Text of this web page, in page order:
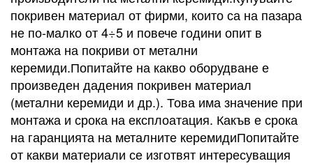
покривен материал от фирми, които са на пазара
не по-малко от 4÷5 и повече години опит в
монтажа на покриви от метални
керемиди.Попитайте на какво оборудване е
произведен дадения покривен материал
(метални керемиди и др.). Това има значение при
монтажа и срока на експлоатация. Какъв е срока
на гаранцията на металните керемидиПопитайте
от какви материали се изготвят интересуващия